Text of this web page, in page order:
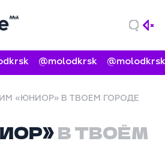
@molodkrsk @molodkrsk
«ЮНИОР» В ТВОЁМ ГОРОДЕ
В ТВОЁМ